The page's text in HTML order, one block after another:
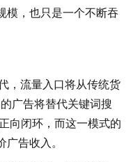
模，也只是一个不断吞
，流量入口将从传统货
广告将替代关键词搜
向闭环，而这一模式的
告收入。